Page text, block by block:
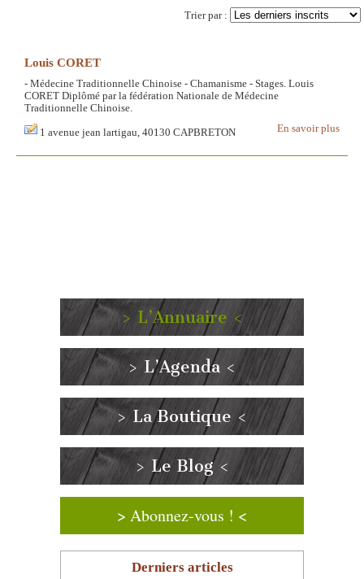
Trier par :
Louis CORET
- Médecine Traditionnelle Chinoise - Chamanisme - Stages. Louis
CORET Diplômé par la fédération Nationale de Médecine
Traditionnelle Chinoise.
En savoir plus
1 avenue jean lartigau, 40130 CAPBRETON
> L’Annuaire <
> L’Agenda <
> La Boutique <
> Le Blog <
> Abonnez-vous ! <
Derniers articles